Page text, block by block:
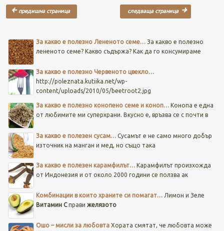
Post navigation
За какво е полезно Лененото семе…За какво е полезно
лененото семе? Какво съдържа? Как да го консумираме
За какво е полезно Червеното цвекло…
http://poleznata.kutiika.net/wp-
content/uploads/2010/05/beetroot2.jpg
За какво е полезно конопено семе и коноп… Конопа е една
от любимите ми суперхрани. Вкусно е, връзва се с почти в
За какво е полезен сусам… Сусамът е не само много добър
източник на манган и мед, но също така
За какво е полезен карамфилът… Карамфилът произхожда
от Индонезия и от около 2000 години се ползва ак
Комбинации в които храните си помагат…Лимон и Зеле
Витамин Cправи желязото
Ошо – мисли за любовта Хората смятат, че любовта може